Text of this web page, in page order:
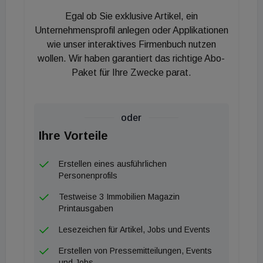
eine große Freude, dass wir jedes Jahr aufs Neue
zusammen mit unseren Sponsoren und Ballgästen
eine Charity Organisation unterstützen zu können."
Football Helps bietet seit 2011 Kindern in Burundi
ein sicheres Umfeld, in dem sie sich mit Sport,
drei Projektstandorten in und um Bujumbura, der
größten Stadt des Landes, ganzjährig an den
Programmen von Football Helps teil. Mithilfe der
Immobilienballspende entstehen in Kabezi, vor den
Toren von Bujumbura, Sanitäreinrichtungen,
Garderoben, Lagerräume und eine kleine
Center. "Es ist unbeschreiblich was der Sieg des
Egal ob Sie exklusive Artikel, ein
Unternehmensprofil anlegen oder Applikationen
wie unser interaktives Firmenbuch nutzen
wollen. Wir haben garantiert das richtige Abo-
Paket für Ihre Zwecke parat.
oder
Ihre Vorteile
Erstellen eines ausführlichen
Personenprofils
Testweise 3 Immobilien Magazin
Printausgaben
Lesezeichen für Artikel, Jobs und Events
Erstellen von Pressemitteilungen, Events